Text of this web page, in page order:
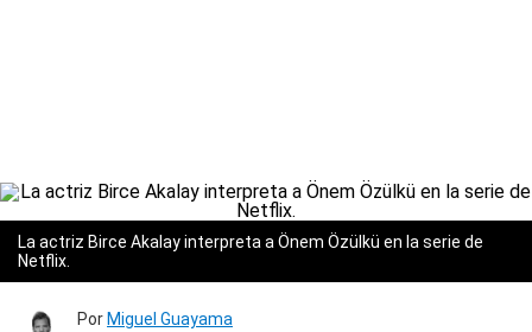
La actriz Birce Akalay interpreta a Önem Özülkü en la serie de
Netflix.
Por Miguel Guayama